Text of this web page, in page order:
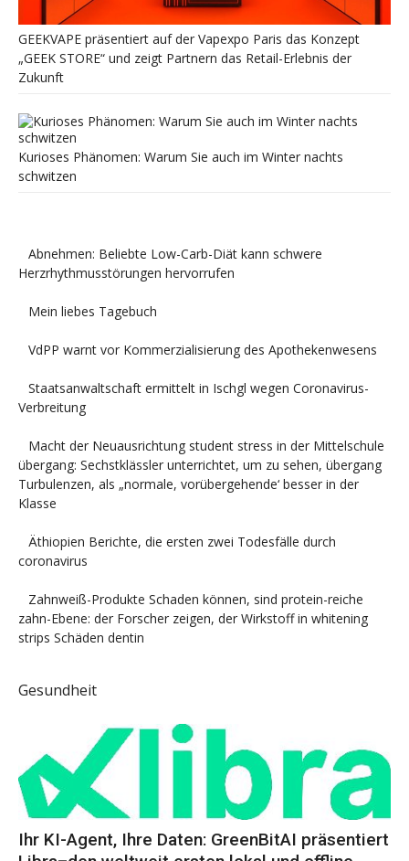
GEEKVAPE präsentiert auf der Vapexpo Paris das Konzept
„GEEK STORE“ und zeigt Partnern das Retail-Erlebnis der
Zukunft
Kurioses Phänomen: Warum Sie auch im Winter nachts
schwitzen
Abnehmen: Beliebte Low-Carb-Diät kann schwere
Herzrhythmusstörungen hervorrufen
Mein liebes Tagebuch
VdPP warnt vor Kommerzialisierung des Apothekenwesens
Staatsanwaltschaft ermittelt in Ischgl wegen Coronavirus-
Verbreitung
Macht der Neuausrichtung student stress in der Mittelschule
übergang: Sechstklässler unterrichtet, um zu sehen, übergang
Turbulenzen, als „normale, vorübergehende‘ besser in der
Klasse
Äthiopien Berichte, die ersten zwei Todesfälle durch
coronavirus
Zahnweiß-Produkte Schaden können, sind protein-reiche
zahn-Ebene: der Forscher zeigen, der Wirkstoff in whitening
strips Schäden dentin
Gesundheit
Ihr KI-Agent, Ihre Daten: GreenBitAI präsentiert